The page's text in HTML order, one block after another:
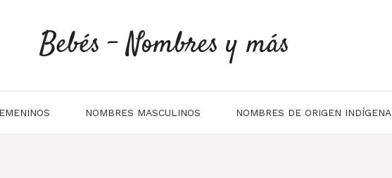
Bebés - Nombres y más
NOMBRES MASCULINOS NOMBRES DE ORIGEN INDÍGENA